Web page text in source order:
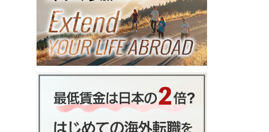
和国の８種類８４品目の物価一覧を大公
開（食材、日用品、娯楽等）